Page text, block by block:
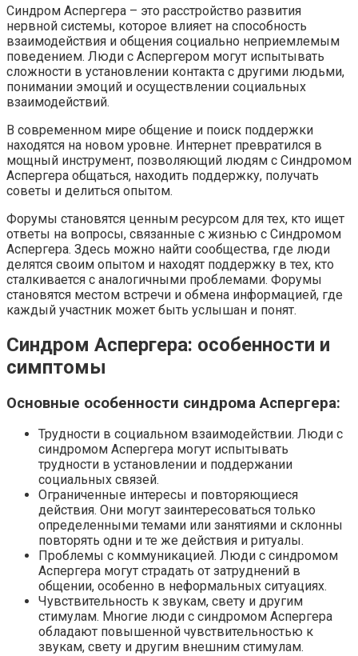
Синдром Аспергера – это расстройство развития
нервной системы, которое влияет на способность
взаимодействия и общения социально неприемлемым
поведением. Люди с Аспергером могут испытывать
сложности в установлении контакта с другими людьми,
понимании эмоций и осуществлении социальных
взаимодействий.
В современном мире общение и поиск поддержки
находятся на новом уровне. Интернет превратился в
мощный инструмент, позволяющий людям с Синдромом
Аспергера общаться, находить поддержку, получать
советы и делиться опытом.
Форумы становятся ценным ресурсом для тех, кто ищет
ответы на вопросы, связанные с жизнью с Синдромом
Аспергера. Здесь можно найти сообщества, где люди
делятся своим опытом и находят поддержку в тех, кто
сталкивается с аналогичными проблемами. Форумы
становятся местом встречи и обмена информацией, где
каждый участник может быть услышан и понят.
Синдром Аспергера: особенности и
симптомы
Основные особенности синдрома Аспергера:
Трудности в социальном взаимодействии. Люди с
синдромом Аспергера могут испытывать
трудности в установлении и поддержании
социальных связей.
Ограниченные интересы и повторяющиеся
действия. Они могут заинтересоваться только
определенными темами или занятиями и склонны
повторять одни и те же действия и ритуалы.
Проблемы с коммуникацией. Люди с синдромом
Аспергера могут страдать от затруднений в
общении, особенно в неформальных ситуациях.
Чувствительность к звукам, свету и другим
стимулам. Многие люди с синдромом Аспергера
обладают повышенной чувствительностью к
звукам, свету и другим внешним стимулам.